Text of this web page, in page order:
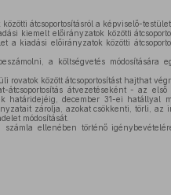
átcsoportosításról a képviselő-testület
kiemelt előirányzatok közötti
a kiadási előirányzatok közötti
a költségvetés módosítására
között átcsoportosítást hajthat
átvezetéseként - az első
határidejéig, december 31-ei hatállyal
zárolja, azokat csökkenti, törli, az
módosítását.
ellenében történő